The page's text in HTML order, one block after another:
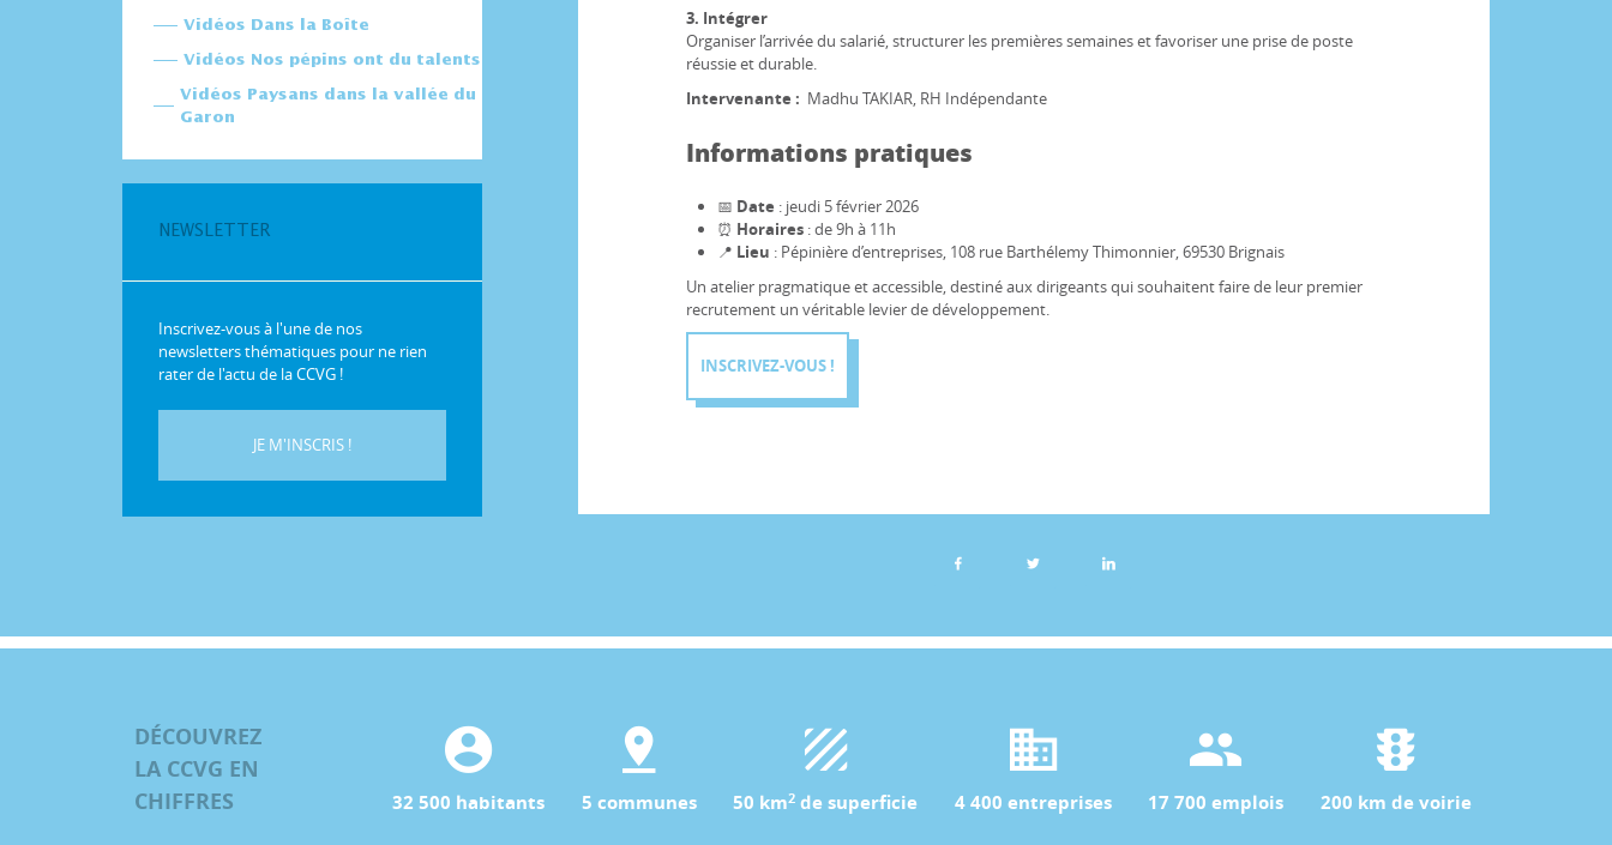
Vidéos Dans la Boîte
Vidéos Nos pépins ont du talents
Vidéos Paysans dans la vallée du
Garon
NEWSLETTER
Inscrivez-vous à l'une de nos
newsletters thématiques pour ne rien
rater de l'actu de la CCVG !
JE M'INSCRIS !
3. Intégrer
Organiser l’arrivée du salarié, structurer les premières semaines et favoriser une prise de poste
réussie et durable.
Intervenante : Madhu TAKIAR, RH Indépendante
Informations pratiques
📅 Date : jeudi 5 février 2026
⏰ Horaires: de 9h à 11h
📍 Lieu : Pépinière d’entreprises, 108 rue Barthélemy Thimonnier, 69530 Brignais
Un atelier pragmatique et accessible, destiné aux dirigeants qui souhaitent faire de leur premier
recrutement un véritable levier de développement.
INSCRIVEZ-VOUS !
DÉCOUVREZ
LA CCVG EN
CHIFFRES
32 500 habitants 5 communes 50 km2 de superficie 4 400 entreprises 17 700 emplois 200 km de voirie